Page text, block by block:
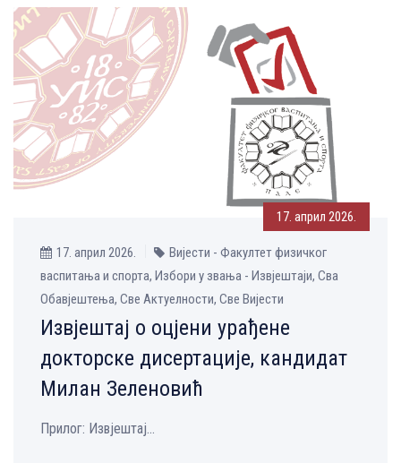
17. април 2026.
17. април 2026.
Вијести - Факултет физичког
васпитања и спорта, Избори у звања - Извјештаји, Сва
Обавјештења, Све Aктуелности, Све Вијести
Извјештај о оцјени урађене
докторске дисертације, кандидат
Милан Зеленовић
Прилог: Извјештај...